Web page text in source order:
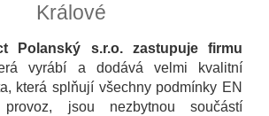
Králové
Polanský s.r.o. zastupuje firmu
vyrábí a dodává velmi kvalitní
která splňují všechny podmínky EN
jsou nezbytnou součástí